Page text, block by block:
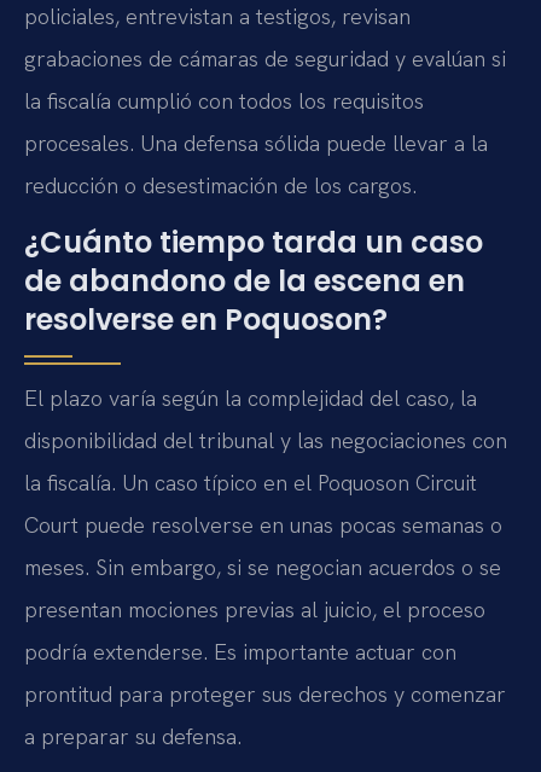
policiales, entrevistan a testigos, revisan
grabaciones de cámaras de seguridad y evalúan si
la fiscalía cumplió con todos los requisitos
procesales. Una defensa sólida puede llevar a la
reducción o desestimación de los cargos.
¿Cuánto tiempo tarda un caso
de abandono de la escena en
resolverse en Poquoson?
El plazo varía según la complejidad del caso, la
disponibilidad del tribunal y las negociaciones con
la fiscalía. Un caso típico en el Poquoson Circuit
Court puede resolverse en unas pocas semanas o
meses. Sin embargo, si se negocian acuerdos o se
presentan mociones previas al juicio, el proceso
podría extenderse. Es importante actuar con
prontitud para proteger sus derechos y comenzar
a preparar su defensa.